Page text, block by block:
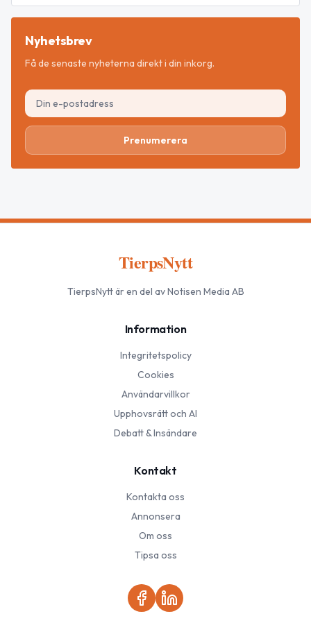
Nyhetsbrev
Få de senaste nyheterna direkt i din inkorg.
Prenumerera
TierpsNytt
TierpsNyttär en del av Notisen Media AB
Information
Integritetspolicy
Cookies
Användarvillkor
Upphovsrätt och AI
Debatt & Insändare
Kontakt
Kontakta oss
Annonsera
Om oss
Tipsa oss